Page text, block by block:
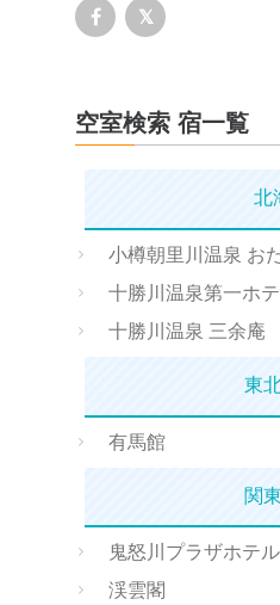
空室検索 宿一覧
北
小樽朝里川温泉 お
十勝川温泉第一ホ
十勝川温泉 三余庵
東
有馬館
関
鬼怒川プラザホテル
渓雲閣